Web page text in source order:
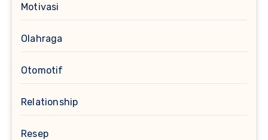
Motivasi
Olahraga
Otomotif
Relationship
Resep